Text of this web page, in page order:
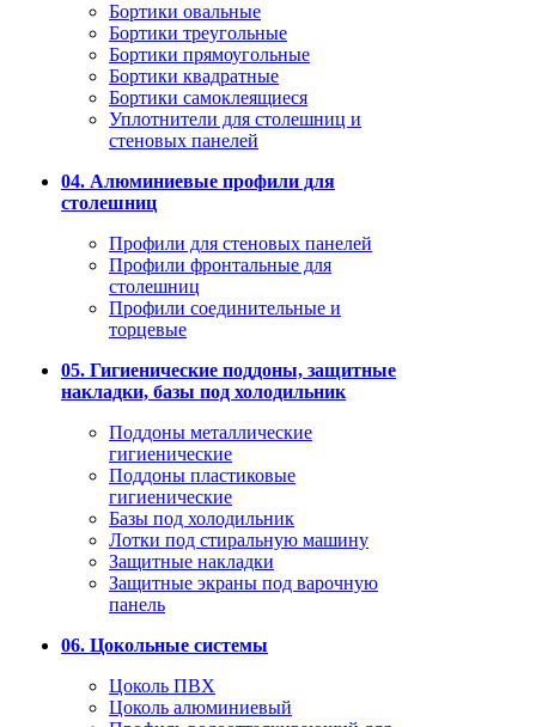
Бортики овальные
Бортики треугольные
Бортики прямоугольные
Бортики квадратные
Бортики самоклеящиеся
Уплотнители для столешниц и
стеновых панелей
04. Алюминиевые профили для
столешниц
Профили для стеновых панелей
Профили фронтальные для
столешниц
Профили соединительные и
торцевые
05. Гигиенические поддоны, защитные
накладки, базы под холодильник
Поддоны металлические
гигиенические
Поддоны пластиковые
гигиенические
Базы под холодильник
Лотки под стиральную машину
Защитные накладки
Защитные экраны под варочную
панель
06. Цокольные системы
Цоколь ПВХ
Цоколь алюминиевый